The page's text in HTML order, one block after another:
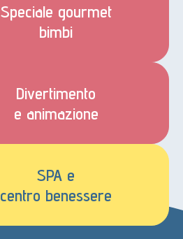
Speciale gourmet
bimbi
Divertimento
e animazione
SPA e
centro benessere